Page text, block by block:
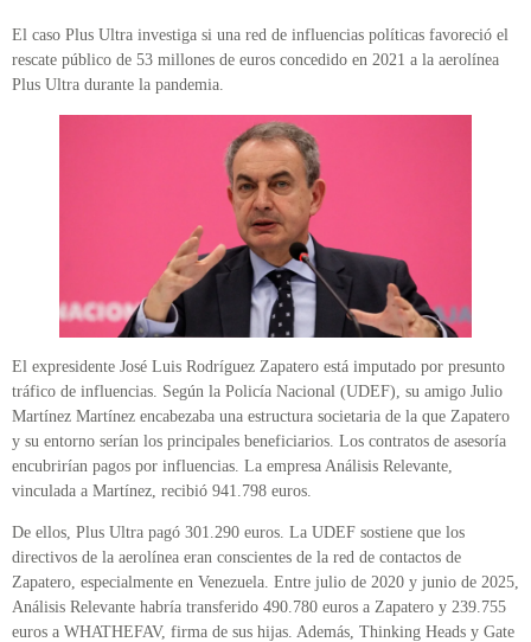
El caso Plus Ultra investiga si una red de influencias políticas favoreció el
rescate público de 53 millones de euros concedido en 2021 a la aerolínea
Plus Ultra durante la pandemia.
El expresidente José Luis Rodríguez Zapatero está imputado por presunto
tráfico de influencias. Según la Policía Nacional (UDEF), su amigo Julio
Martínez Martínez encabezaba una estructura societaria de la que Zapatero
y su entorno serían los principales beneficiarios. Los contratos de asesoría
encubrirían pagos por influencias. La empresa Análisis Relevante,
vinculada a Martínez, recibió 941.798 euros.
De ellos, Plus Ultra pagó 301.290 euros. La UDEF sostiene que los
directivos de la aerolínea eran conscientes de la red de contactos de
Zapatero, especialmente en Venezuela. Entre julio de 2020 y junio de 2025,
Análisis Relevante habría transferido 490.780 euros a Zapatero y 239.755
euros a WHATHEFAV, firma de sus hijas. Además, Thinking Heads y Gate